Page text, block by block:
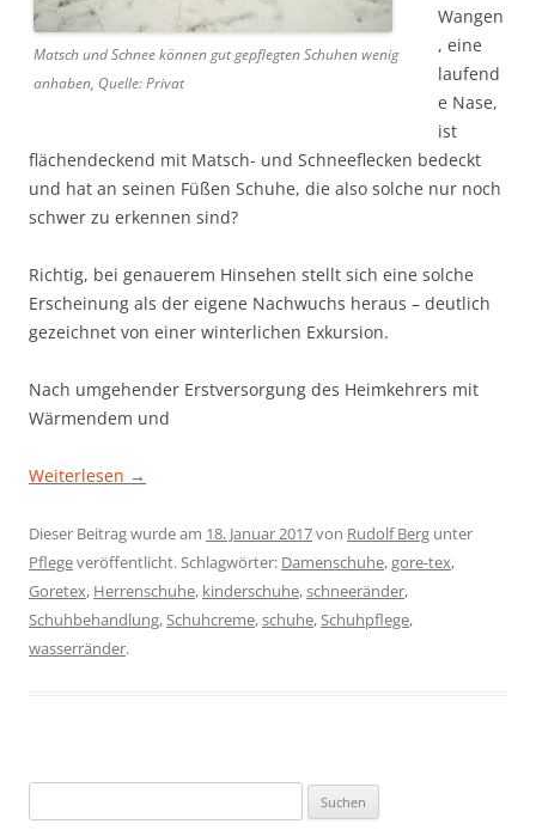
Matsch und Schnee können gut gepflegten Schuhen wenig
anhaben, Quelle: Privat
Wangen
, eine
laufend
e Nase,
ist
flächendeckend mit Matsch- und Schneeflecken bedeckt
und hat an seinen Füßen Schuhe, die also solche nur noch
schwer zu erkennen sind?
Richtig, bei genauerem Hinsehen stellt sich eine solche
Erscheinung als der eigene Nachwuchs heraus – deutlich
gezeichnet von einer winterlichen Exkursion.
Nach umgehender Erstversorgung des Heimkehrers mit
Wärmendem und
Weiterlesen →
Dieser Beitrag wurde am 18. Januar 2017von Rudolf Berg unter
Pflegeveröffentlicht. Schlagwörter: Damenschuhe,gore-tex,
Goretex, Herrenschuhe, kinderschuhe,schneeränder,
Schuhbehandlung,Schuhcreme,schuhe,Schuhpflege,
wasserränder.
nach: